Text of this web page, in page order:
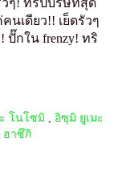
ๆ! ทริปบริษัทสุด
นเดียว!! เย็ดรัวๆ
กใน frenzy! ทริ
โนโซมิ , อิซุมิ ยูเมะ
ฮาซึกิ